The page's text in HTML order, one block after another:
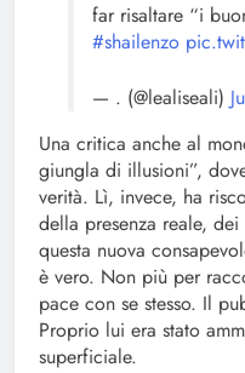
far risaltare “i
#shailenzo
— . (@lealiseali)
Una critica anche al
giungla di illusioni”,
verità. Lì, invece, ha
della presenza reale,
questa nuova
è vero. Non più per
pace con se stesso. Il
Proprio lui era stato
superficiale.